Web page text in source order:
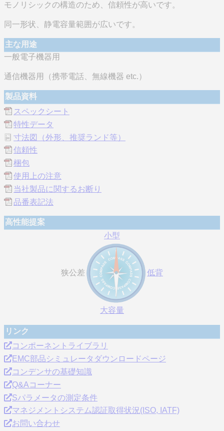
モノリシックの構造のため、信頼性が高いです。
同一形状、静電容量範囲が広いです。
主な用途
一般電子機器用
通信機器用（携帯電話、無線機器 etc.）
製品資料
スペックシート
特性データ
寸法図（外形、推奨ランド等）
信頼性
梱包
使用上の注意
当社製品に関するお断り
品番表記法
高性能提案
小型
狭公差 低背
大容量
リンク
コンポーネントライブラリ
EMC部品シミュレータダウンロードページ
コンデンサの基礎知識
Q&Aコーナー
Sパラメータの測定条件
マネジメントシステム認証取得状況(ISO, IATF)
お問い合わせ